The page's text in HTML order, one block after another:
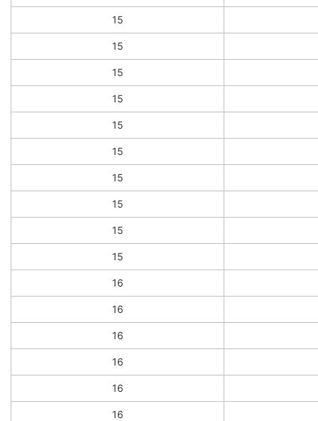
15
15
15
15
15
15
15
15
15
15
16
16
16
16
16
16